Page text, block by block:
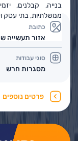
בנייה, קבלנים,
ממשלתיות, בתי עסק
כתובת
אזור תעשייה
סוגי עבודות
מסגרות חרש
פרטים נוספים